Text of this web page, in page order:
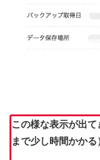
この様な表示が出
まで少し時間かかる